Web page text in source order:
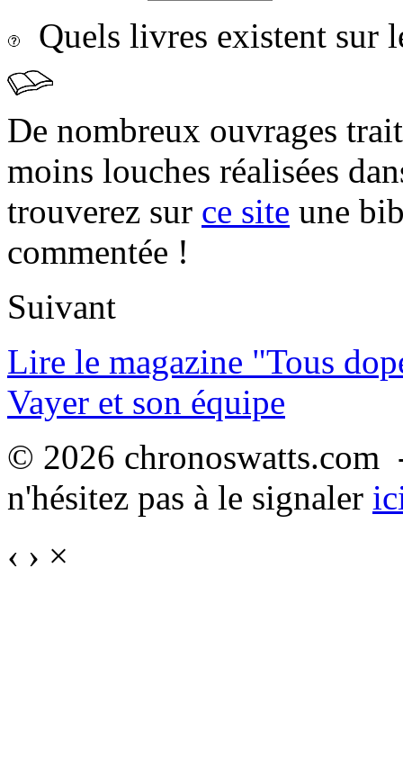
Quels livres existent sur
De nombreux ouvrages
moins louches réalisées
trouverez sur ce site une
commentée !
Suivant
Lire le magazine "Tous
Vayer et son équipe
© 2026
n'hésitez pas à le signaler
‹ › ×